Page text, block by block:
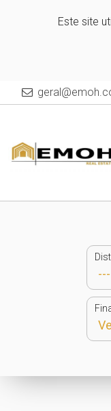
Este site